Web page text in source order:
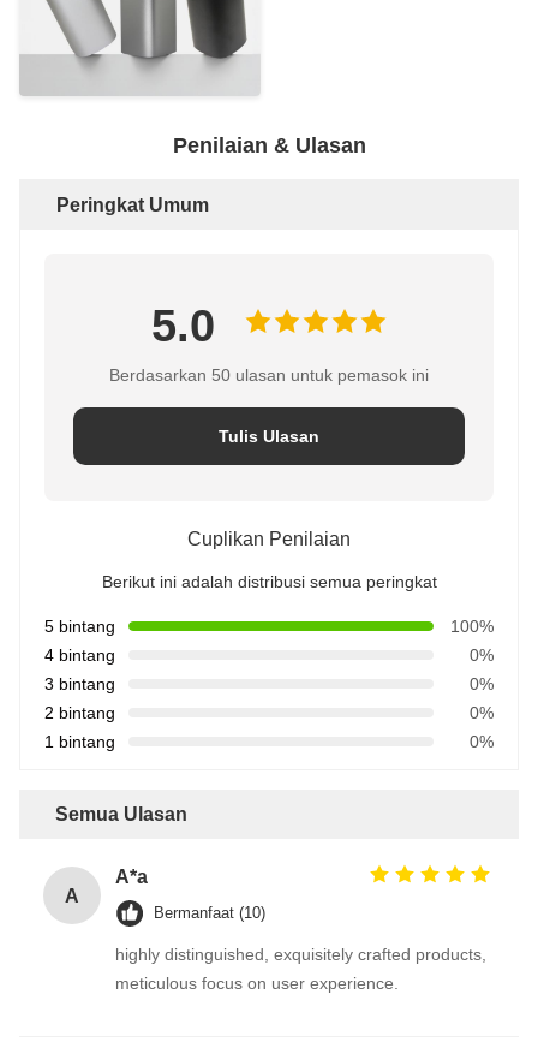
Penilaian & Ulasan
Peringkat Umum
5.0
Berdasarkan 50 ulasan untuk pemasok ini
Tulis Ulasan
Cuplikan Penilaian
Berikut ini adalah distribusi semua peringkat
5 bintang
100%
4 bintang
0%
3 bintang
0%
2 bintang
0%
1 bintang
0%
Semua Ulasan
A
A*a
Bermanfaat (10)
highly distinguished, exquisitely crafted products,
meticulous focus on user experience.